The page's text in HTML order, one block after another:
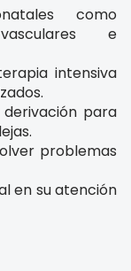
como
e
intensiva
para
problemas
en su atención